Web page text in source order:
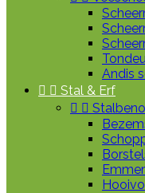
Andis
  Stal & Erf
 